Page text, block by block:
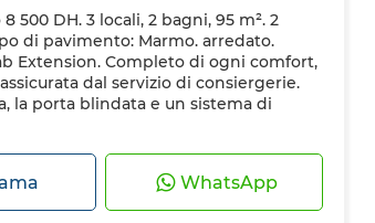
Forno TV
Lavatrice
DH. 3 locali, 2 bagni, 95 m². 2
di pavimento: Marmo. arredato.
Extension. Completo di ogni comfort,
dal servizio di consiergerie.
la porta blindata e un sistema di
WhatsApp